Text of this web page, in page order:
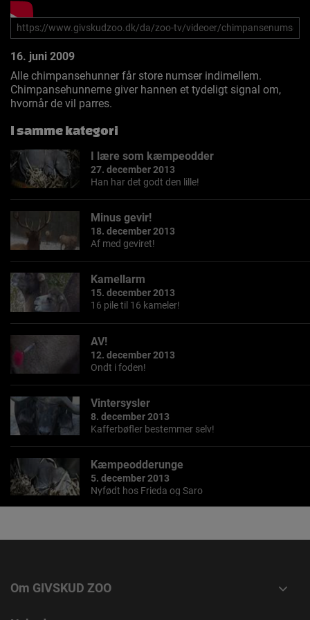
16. juni 2009
Alle chimpansehunner får store numser indimellem.
Chimpansehunnerne giver hannen et tydeligt signal om,
hvornår de vil parres.
I samme kategori
I lære som kæmpeodder
27. december 2013
Han har det godt den lille!
Minus gevir!
18. december 2013
Af med geviret!
Kamellarm
15. december 2013
16 pile til 16 kameler!
AV!
12. december 2013
Ondt i foden!
Vintersysler
8. december 2013
Kafferbøfler bestemmer selv!
Kæmpeodderunge
5. december 2013
Nyfødt hos Frieda og Saro
1. december 2013
Go' Morgen!
Om GIVSKUD ZOO